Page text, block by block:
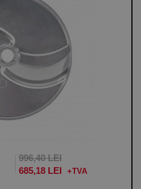
996,40 LEI
685,18 LEI